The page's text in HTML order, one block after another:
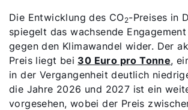
Die Entwicklung des CO2-Preises in
spiegelt das wachsende
gegen den Klimawandel wider. Der
Preis liegt bei 30 Euro pro Tonne,
in der Vergangenheit deutlich
die Jahre 2026 und 2027 ist ein
vorgesehen, wobei der Preis